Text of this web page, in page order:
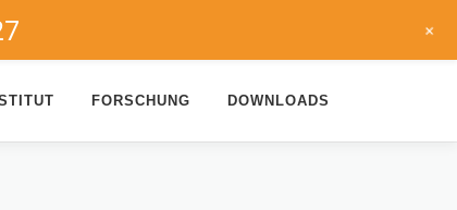
FORSCHUNG DOWNLOADS
+